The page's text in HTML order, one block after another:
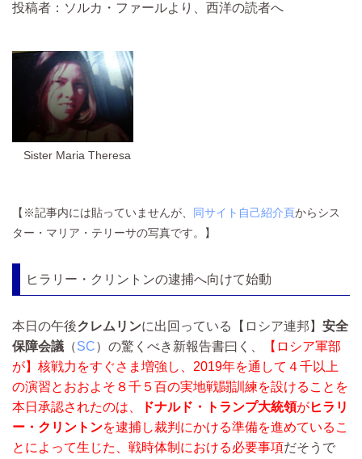
投稿者：ソルカ・ファールより、西洋の読者へ
Sister Maria Theresa
【※記事内には貼っていませんが、 同サイト自己紹介頁からシス
ター・マリア・テリーサの写真です。】
ヒラリー・クリントンの逮捕へ向けて始動
本日の午後クレムリンに出回っている【ロシア連邦】 安全
保障会議 （SC）の驚くべき新報告書曰く、
【ロシア軍部
が】 核戦力をすぐさま増強 し、 2019年を通して４千以上
の演習とおおよそ８千５百の実地戦闘訓練を設ける ことを
本日承認されたのは、
ドナルド・トランプ大統領がヒラリ
ー・クリントンを逮捕し裁判にかける準備を進めているこ
とによって生じた、戦時体制における必要事項だそうで